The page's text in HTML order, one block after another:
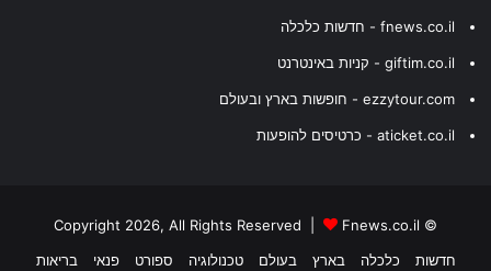
fnews.co.il - חדשות כלכלה
giftim.co.il - קניות באינטרנט
ezzytour.com - חופשות בארץ ובעולם
aticket.co.il - כרטיסים להופעות
© Copyright 2026, All Rights Reserved |
Fnews.co.il
חדשות
כלכלה בארץ בעולם טכנולוגיה ספורט פנאי בריאות